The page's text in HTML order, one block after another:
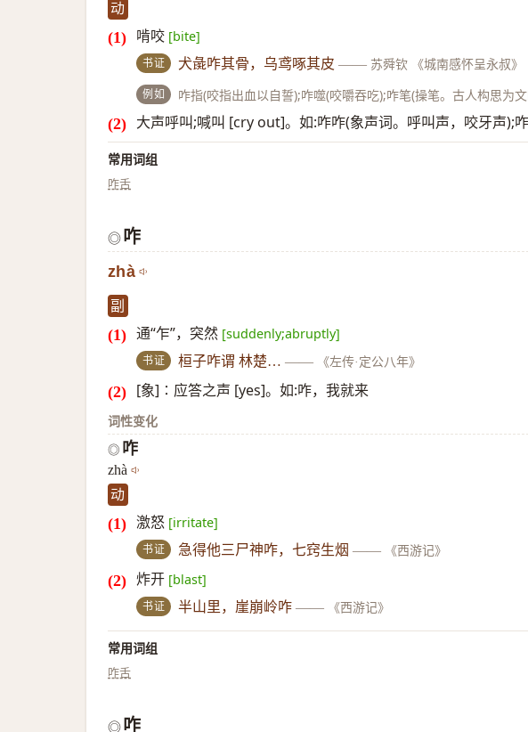
动
啃咬 [bite]
书证 犬彘咋其骨，乌鸢啄其皮 —— 苏舜钦 《城南感怀呈永叔》
例如 咋指(咬指出血以自誓);咋噬(咬嚼吞吃);咋笔(操笔。古人构思为
大声呼叫;喊叫 [cry out]。如:咋咋(象声词。呼叫声，咬牙声);
常用词组
咋舌
◎咋
zhà
副
通“乍”，突然 [suddenly;abruptly]
书证 桓子咋谓 林楚… —— 《左传·定公八年》
[象]∶应答之声 [yes]。如:咋，我就来
词性变化
◎ 咋
zhà
动
激怒 [irritate]
书证 急得他三尸神咋，七窍生烟 —— 《西游记》
炸开 [blast]
书证 半山里，崖崩岭咋 —— 《西游记》
常用词组
咋舌
◎咋